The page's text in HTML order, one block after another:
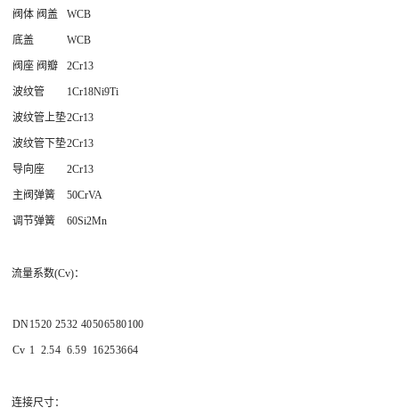
阀体 阀盖 WCB
底盖 WCB
阀座 阀瓣 2Cr13
波纹管 1Cr18Ni9Ti
波纹管上垫2Cr13
波纹管下垫2Cr13
导向座 2Cr13
主阀弹簧 50CrVA
调节弹簧 60Si2Mn
流量系数(Cv)：
DN1520 2532 40506580100
Cv 1 2.54 6.59 16253664
连接尺寸：